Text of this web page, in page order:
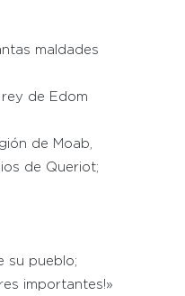
maldades
de Edom
de Moab,
de Queriot;
su pueblo;
importantes!»